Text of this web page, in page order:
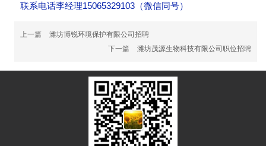
联系电话李经理15065329103（微信同号）
上一篇
潍坊博锐环境保护有限公司招聘
下一篇
潍坊茂源生物科技有限公司职位招聘